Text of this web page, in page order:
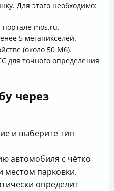
Для этого необходимо:
mos.ru.
5 мегапикселей.
(около 50 Мб).
для точного определения
через
и выберите тип
автомобиля с чётко
парковки.
определит